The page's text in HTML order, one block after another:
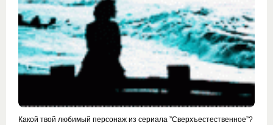
Какой твой любимый персонаж из сериала ”Сверхъестественное”?